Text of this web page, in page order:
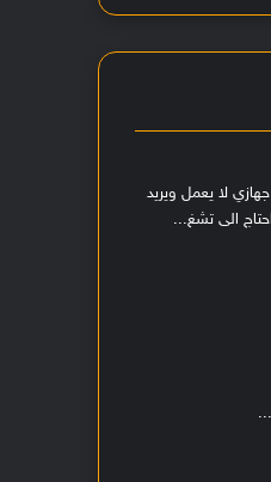
لا يعمل ويريد
الى تشغ...